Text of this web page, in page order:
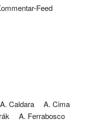
Feed
A. Caldara
A. Cima
A. Ferrabosco